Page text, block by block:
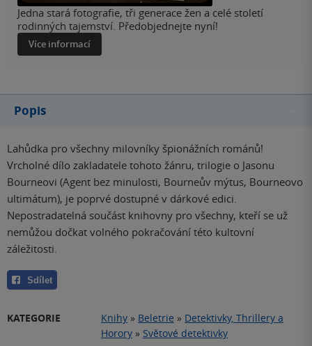
Jedna stará fotografie, tři generace žen a celé století
rodinných tajemství. Předobjednejte nyní!
Více informací
Popis
Lahůdka pro všechny milovníky špionážních románů!
Vrcholné dílo zakladatele tohoto žánru, trilogie o Jasonu
Bourneovi (Agent bez minulosti, Bourneův mýtus, Bourneovo
ultimátum), je poprvé dostupné v dárkové edici.
Nepostradatelná součást knihovny pro všechny, kteří se už
nemůžou dočkat volného pokračování této kultovní
záležitosti.
Sdílet
KATEGORIE Knihy » Beletrie » Detektivky, Thrillery a
Horory » Světové detektivky